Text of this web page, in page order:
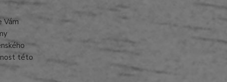
Vám
této